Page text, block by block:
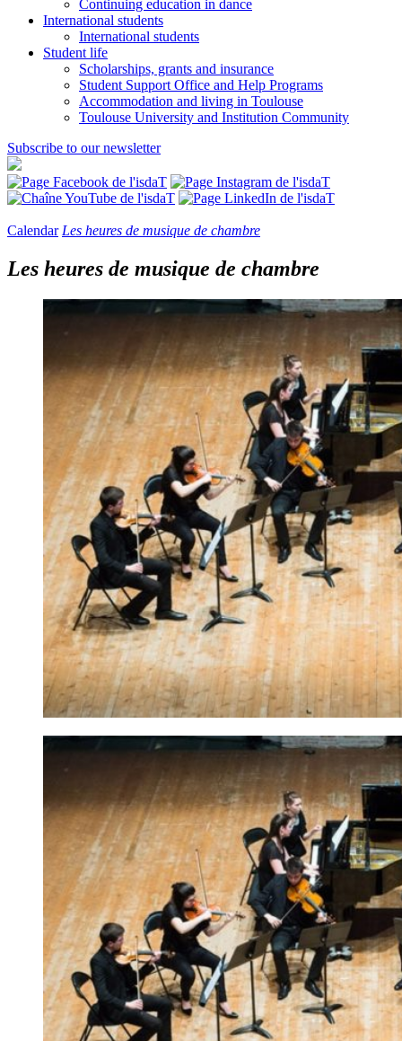
Continuing education in dance
International students
International students
Student life
Scholarships, grants and insurance
Student Support Office and Help Programs
Accommodation and living in Toulouse
Toulouse University and Institution Community
Subscribe to our newsletter
Calendar Les heures de musique de chambre
Les heures de musique de chambre